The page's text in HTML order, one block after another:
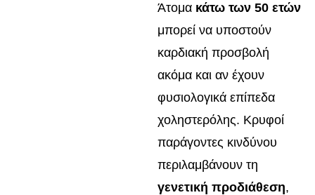
Άτομα κάτω των 50 ετών
μπορεί να υποστούν
καρδιακή προσβολή
ακόμα και αν έχουν
φυσιολογικά επίπεδα
χοληστερόλης. Κρυφοί
παράγοντες κινδύνου
περιλαμβάνουν τη
γενετική προδιάθεση,